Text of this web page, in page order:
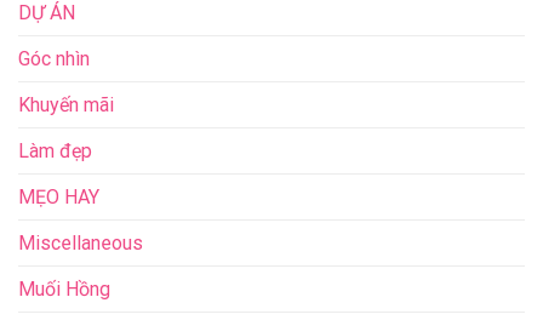
DỰ ÁN
Góc nhìn
Khuyến mãi
Làm đẹp
MẸO HAY
Miscellaneous
Muối Hồng